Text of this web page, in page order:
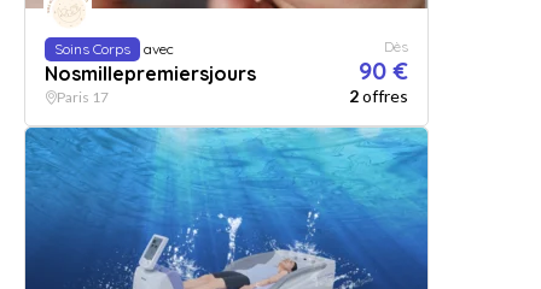
Soins Corps avec
Nosmillepremiersjours
Dès
90 €
Paris 17 2offres